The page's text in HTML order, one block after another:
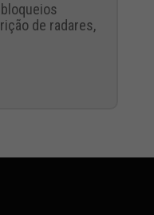
de radares,